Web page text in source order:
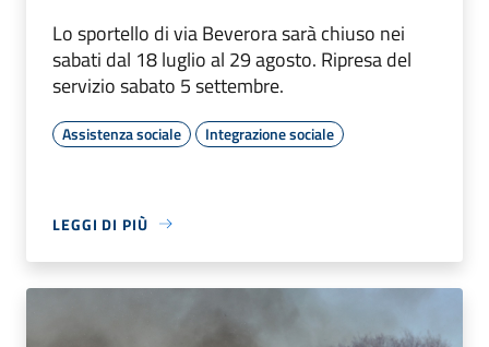
Lo sportello di via Beverora sarà chiuso nei
sabati dal 18 luglio al 29 agosto. Ripresa del
servizio sabato 5 settembre.
Assistenza sociale Integrazione sociale
LEGGI DI PIÙ